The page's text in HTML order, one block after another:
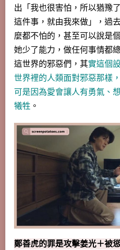
出「我也很害怕，所以猶豫
這件事，就由我來做」，過
麼都不怕的，甚至可以說是
她少了能力，做任何事情都
這世界的邪惡們，其實這個
世界裡的人類面對邪惡那樣
可是因為愛會讓人有勇氣、
犧牲 。
鄭善虎的罪是攻擊姜光＋被